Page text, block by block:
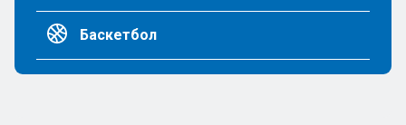
Баскетбол